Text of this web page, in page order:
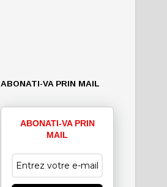
ABONATI-VA PRIN MAIL
ABONATI-VA PRIN
MAIL